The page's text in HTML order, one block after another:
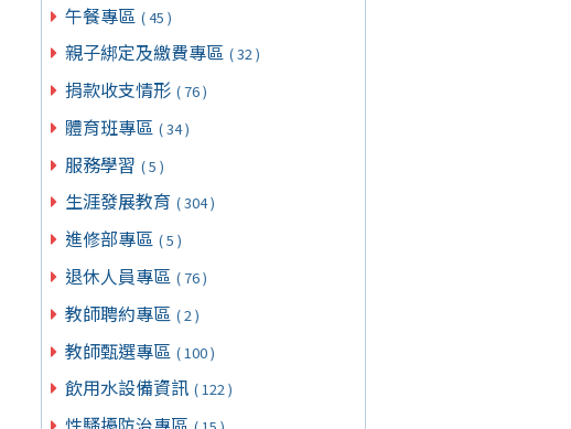
午餐專區 ( 45 )
親子綁定及繳費專區 ( 32 )
捐款收支情形 ( 76 )
體育班專區 ( 34 )
服務學習 ( 5 )
生涯發展教育 ( 304 )
進修部專區 ( 5 )
退休人員專區 ( 76 )
教師聘約專區 ( 2 )
教師甄選專區 ( 100 )
飲用水設備資訊 ( 122 )